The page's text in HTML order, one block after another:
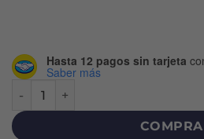
Hasta 12 pagos sin tarjeta
Saber más